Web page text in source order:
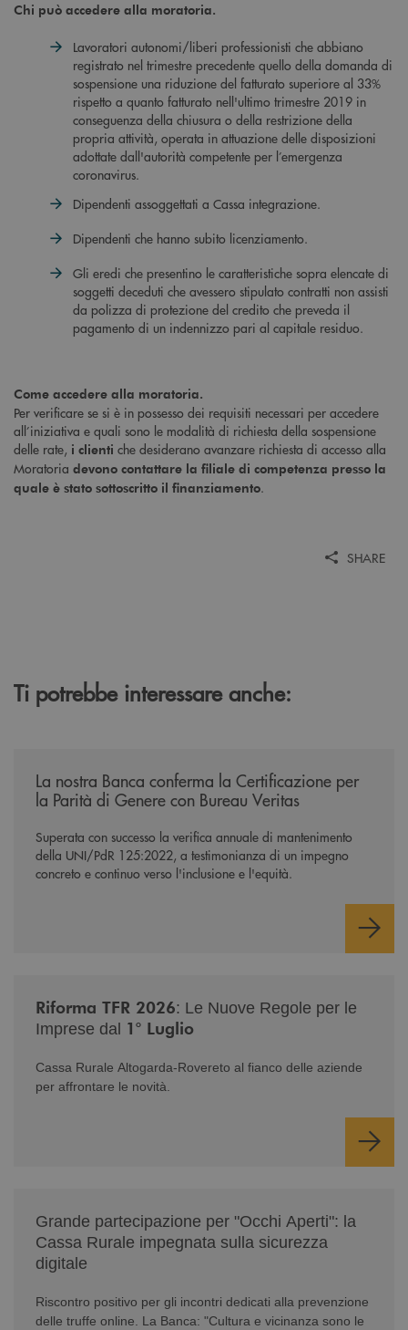
Chi può accedere alla moratoria.
Lavoratori autonomi/liberi professionisti che abbiano
registrato nel trimestre precedente quello della domanda di
sospensione una riduzione del fatturato superiore al 33%
rispetto a quanto fatturato nell'ultimo trimestre 2019 in
conseguenza della chiusura o della restrizione della
propria attività, operata in attuazione delle disposizioni
adottate dall'autorità competente per l’emergenza
coronavirus.
Dipendenti assoggettati a Cassa integrazione.
Dipendenti che hanno subito licenziamento.
Gli eredi che presentino le caratteristiche sopra elencate di
soggetti deceduti che avessero stipulato contratti non assisti
da polizza di protezione del credito che preveda il
pagamento di un indennizzo pari al capitale residuo.
Come accedere alla moratoria.
Per verificare se si è in possesso dei requisiti necessari per accedere
all’iniziativa e quali sono le modalità di richiesta della sospensione
delle rate, i clienti che desiderano avanzare richiesta di accesso alla
Moratoria devono contattare la filiale di competenza presso la
quale è stato sottoscritto il finanziamento.
SHARE
Ti potrebbe interessare anche:
La nostra Banca conferma la Certificazione per
la Parità di Genere con Bureau Veritas
Superata con successo la verifica annuale di mantenimento
della UNI/PdR 125:2022, a testimonianza di un impegno
concreto e continuo verso l'inclusione e l'equità.
Riforma TFR 2026: Le Nuove Regole per le
Imprese dal 1° Luglio
Cassa Rurale Altogarda-Rovereto al fianco delle aziende
per affrontare le novità.
Grande partecipazione per "Occhi Aperti": la
Cassa Rurale impegnata sulla sicurezza
digitale
Riscontro positivo per gli incontri dedicati alla prevenzione
delle truffe online. La Banca: "Cultura e vicinanza sono le